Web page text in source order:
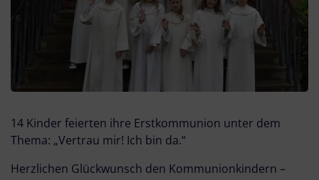
14 Kinder feierten ihre Erstkommunion unter dem
Thema: „Vertrau mir! Ich bin da.“
Herzlichen Glückwunsch den Kommunionkindern –